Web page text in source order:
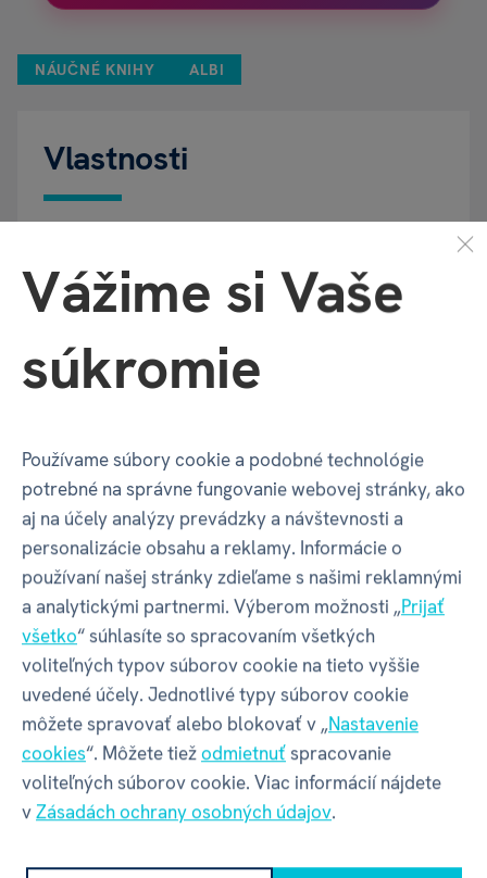
NÁUČNÉ KNIHY ALBI
Vlastnosti
EAN 9788089773336
Katalógové číslo
Počet hráčov
Vek 3+
Balenie produktu
Šírka balenia 230 mm
Hĺbka balenia
Vážime si Vaše
súkromie
Používame súbory cookie a podobné technológie
potrebné na správne fungovanie webovej stránky, ako
aj na účely analýzy prevádzky a návštevnosti a
personalizácie obsahu a reklamy. Informácie o
používaní našej stránky zdieľame s našimi reklamnými
a analytickými partnermi. Výberom možnosti „Prijať
všetko“ súhlasíte so spracovaním všetkých
voliteľných typov súborov cookie na tieto vyššie
uvedené účely. Jednotlivé typy súborov cookie
môžete spravovať alebo blokovať v „Nastavenie
cookies“. Môžete tiežodmietnuťspracovanie
voliteľných súborov cookie. Viac informácií nájdete
vZásadách ochrany osobných údajov.